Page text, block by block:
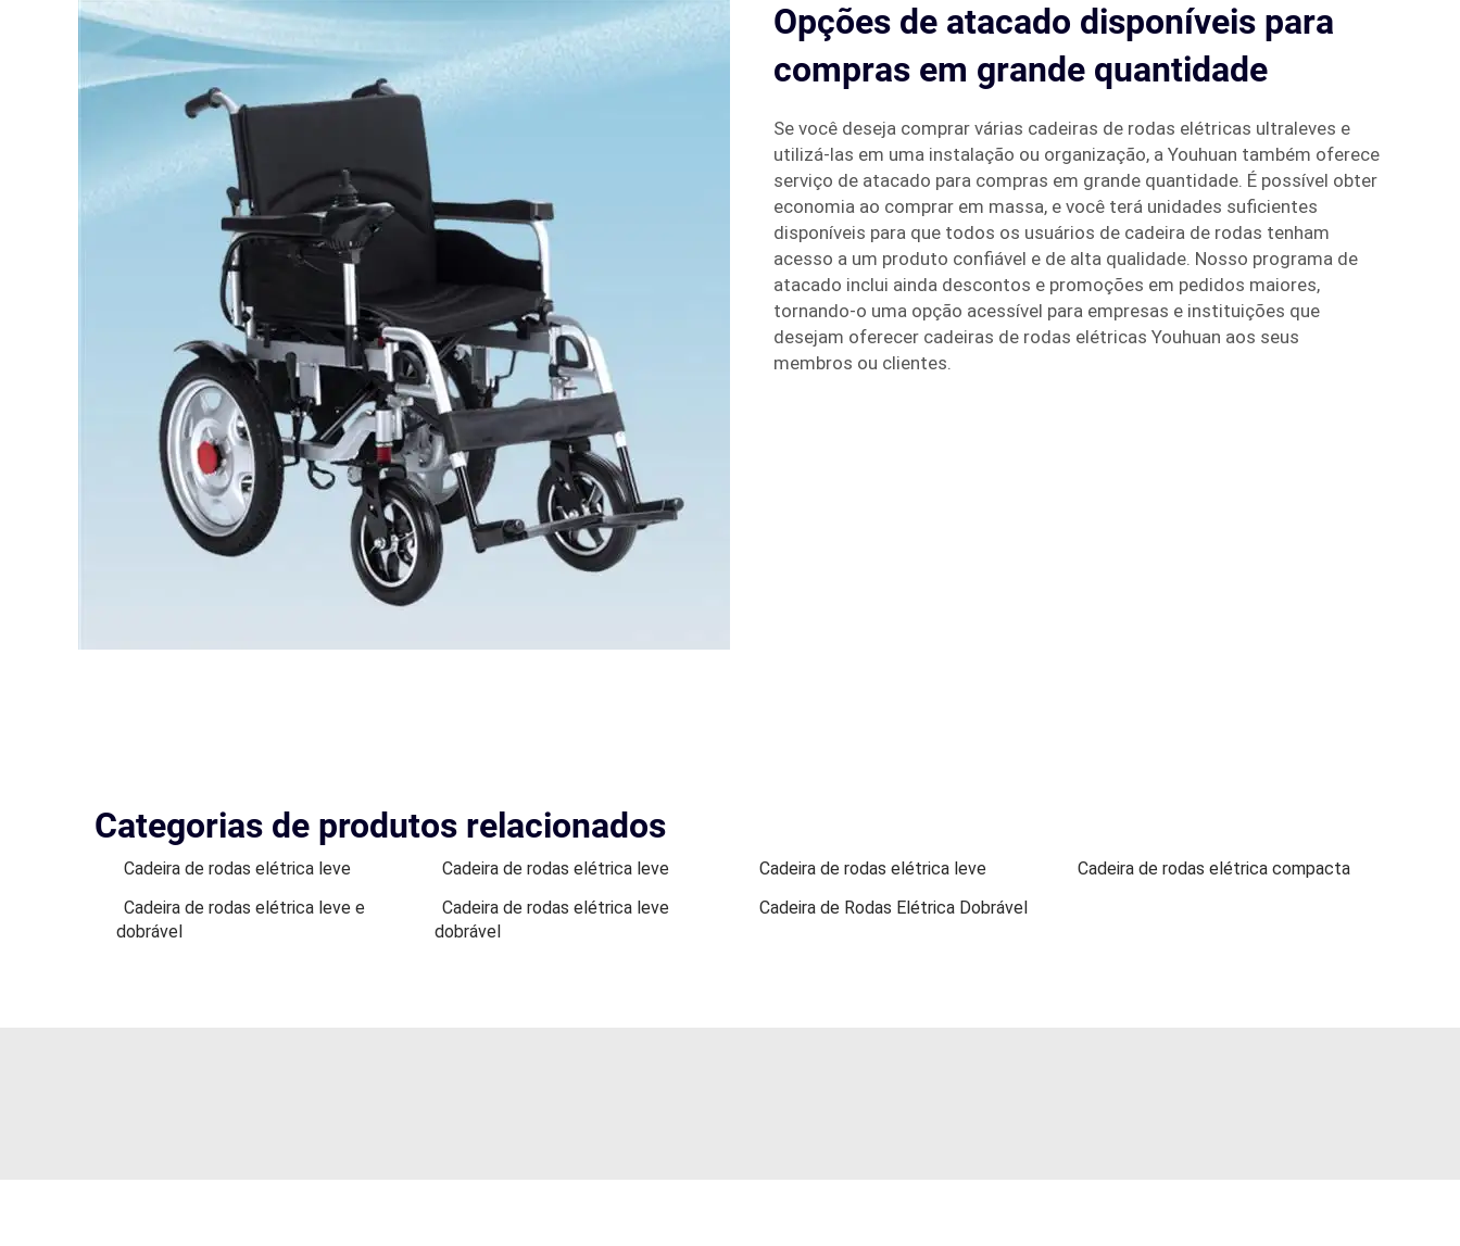
Opções de atacado disponíveis para
compras em grande quantidade
Se você deseja comprar várias cadeiras de rodas elétricas ultraleves e
utilizá-las em uma instalação ou organização, a Youhuan também oferece
serviço de atacado para compras em grande quantidade. É possível obter
economia ao comprar em massa, e você terá unidades suficientes
disponíveis para que todos os usuários de cadeira de rodas tenham
acesso a um produto confiável e de alta qualidade. Nosso programa de
atacado inclui ainda descontos e promoções em pedidos maiores,
tornando-o uma opção acessível para empresas e instituições que
desejam oferecer cadeiras de rodas elétricas Youhuan aos seus
membros ou clientes.
Categorias de produtos relacionados
Cadeira de rodas elétrica leve Cadeira de rodas elétrica leve Cadeira de rodas elétrica leve
Cadeira de rodas elétrica compacta
Cadeira de rodas elétrica leve e
dobrável
Cadeira de rodas elétrica leve
dobrável
Cadeira de Rodas Elétrica Dobrável